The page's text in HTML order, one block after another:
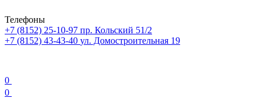
Телефоны
+7 (8152) 25-10-97 пр. Кольский 51/2
+7 (8152) 43-43-40 ул. Домостроительная 19
0
0